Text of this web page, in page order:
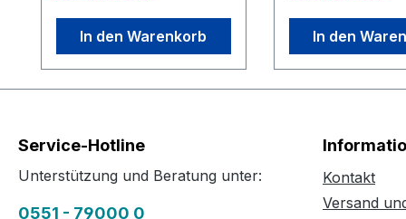
In den Warenkorb In den
Service-Hotline
Unterstützung und Beratung unter:
0551 - 79000 0
Kontakt
Versand